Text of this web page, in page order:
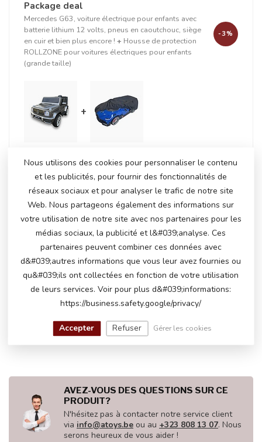
Package deal
Mercedes G63, voiture électrique pour enfants avec
batterie lithium 12 volts, pneus en caoutchouc, siège
en cuir et bien plus encore ! + Housse de protection
ROLLZONE pour voitures électriques pour enfants
(grande taille)
-3%
+
€231,50
PRODUITS CONNEXES
Mercedes Benz EQG
En stock
€300,00
€269,00
Mercedes Benz EQG
En stock
€285,00
AVEZ-VOUS DES QUESTIONS SUR CE
PRODUIT?
N'hésitez pas à contacter notre service client
via info@atoys.be ou au +323 808 13 07. Nous
serons heureux de vous aider !
Nous utilisons des cookies pour personnaliser le contenu
et les publicités, pour fournir des fonctionnalités de
réseaux sociaux et pour analyser le trafic de notre site
Web. Nous partageons également des informations sur
votre utilisation de notre site avec nos partenaires pour les
médias sociaux, la publicité et l&#039;analyse. Ces
partenaires peuvent combiner ces données avec
d&#039;autres informations que vous leur avez fournies ou
qu&#039;ils ont collectées en fonction de votre utilisation
de leurs services. Voir pour plus d&#039;informations:
https://business.safety.google/privacy/
Accepter Refuser Gérer les cookies